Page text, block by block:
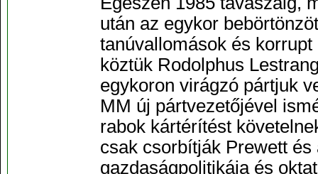
után az egykor
tanúvallomások és
köztük Rodolphus
egykoron virágzó pártjuk
MM új pártvezetőjével
rabok kártérítést
csak csorbítják Prewett
gazdaságpolitikája és